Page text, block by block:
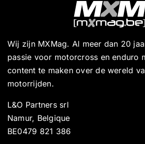
Wij zijn MXMag. Al meer dan 20
passie voor motorcross en enduro
content te maken over de wereld
motorrijden.
L&O Partners srl
Namur, Belgique
BE0479 821 386